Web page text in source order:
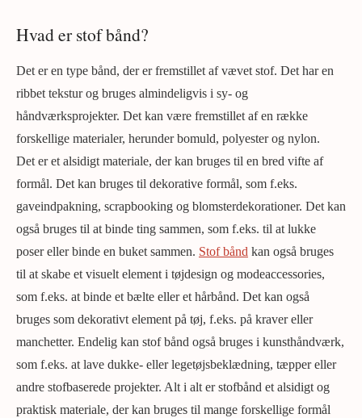
Hvad er stof bånd?
Det er en type bånd, der er fremstillet af vævet stof. Det har en
ribbet tekstur og bruges almindeligvis i sy- og
håndværksprojekter. Det kan være fremstillet af en række
forskellige materialer, herunder bomuld, polyester og nylon.
Det er et alsidigt materiale, der kan bruges til en bred vifte af
formål. Det kan bruges til dekorative formål, som f.eks.
gaveindpakning, scrapbooking og blomsterdekorationer. Det kan
også bruges til at binde ting sammen, som f.eks. til at lukke
poser eller binde en buket sammen. Stof bånd kan også bruges
til at skabe et visuelt element i tøjdesign og modeaccessories,
som f.eks. at binde et bælte eller et hårbånd. Det kan også
bruges som dekorativt element på tøj, f.eks. på kraver eller
manchetter. Endelig kan stof bånd også bruges i kunsthåndværk,
som f.eks. at lave dukke- eller legetøjsbeklædning, tæpper eller
andre stofbaserede projekter. Alt i alt er stofbånd et alsidigt og
praktisk materiale, der kan bruges til mange forskellige formål